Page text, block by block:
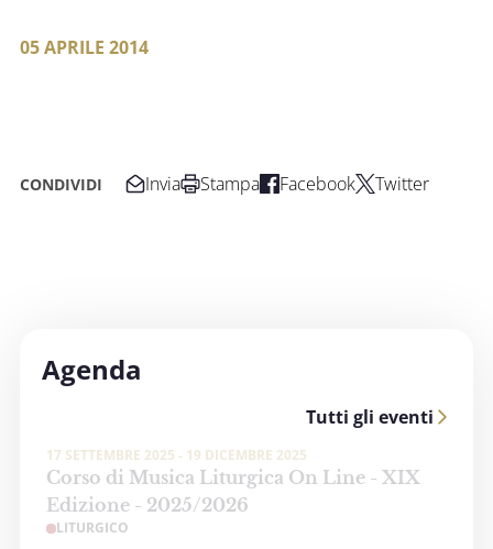
05 APRILE 2014
CONDIVIDI Invia Stampa Facebook Twitter
Agenda
Tutti gli eventi
17 SETTEMBRE 2025 - 19 DICEMBRE 2025
Corso di Musica Liturgica On Line - XIX
Edizione - 2025/2026
LITURGICO